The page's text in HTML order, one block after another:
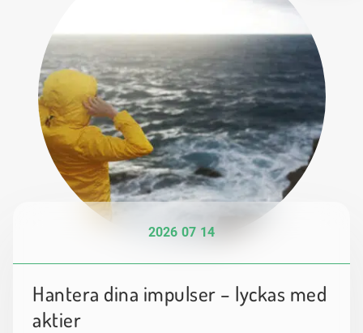
2026 07 14
Hantera dina impulser – lyckas med
aktier